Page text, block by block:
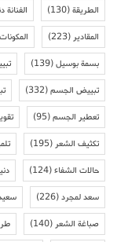
الطريقة(130) الفنانة
المقادير(223) المكونات
بسمة بوسيل(139)
تبييض الجسم(332)
تعطير الجسم(95)
تكثيف الشعر(195)
حالات الشفاء(124)
سعد لمجرد(226)
صباغة الشعر(140)